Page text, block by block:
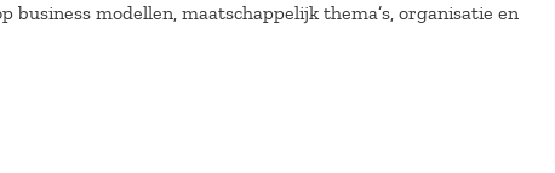
modellen, maatschappelijk thema’s, organisatie en